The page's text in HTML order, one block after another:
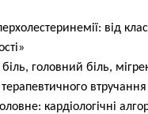
від
головний біль,
терапевтичного
кардіологічні